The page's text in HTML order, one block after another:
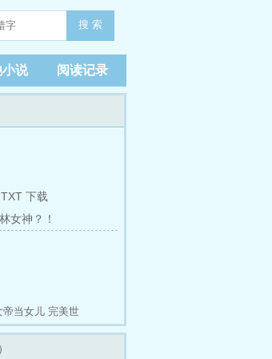
搜 索
说 阅读记录
TXT 下载
女神？！
帝当女儿 完美世